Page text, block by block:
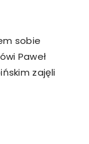
sobie
Paweł
zajęli